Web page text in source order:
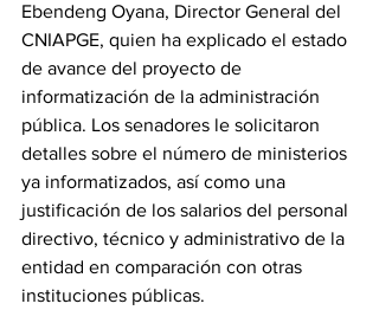
Ebendeng Oyana, Director General del
CNIAPGE, quien ha explicado el estado
de avance del proyecto de
informatización de la administración
pública. Los senadores le solicitaron
detalles sobre el número de ministerios
ya informatizados, así como una
justificación de los salarios del personal
directivo, técnico y administrativo de la
entidad en comparación con otras
instituciones públicas.